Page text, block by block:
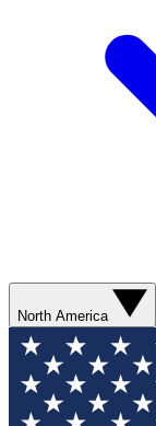
North America